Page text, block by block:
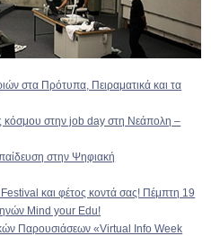
στα Πρότυπα, Πειραματικά και τα
κόσμου στην job day στη Νεάπολη –
στην Ψηφιακή
και φέτος κοντά σας! Πέμπτη 19
Mind your Edu!
Παρουσιάσεων «Virtual Info Week